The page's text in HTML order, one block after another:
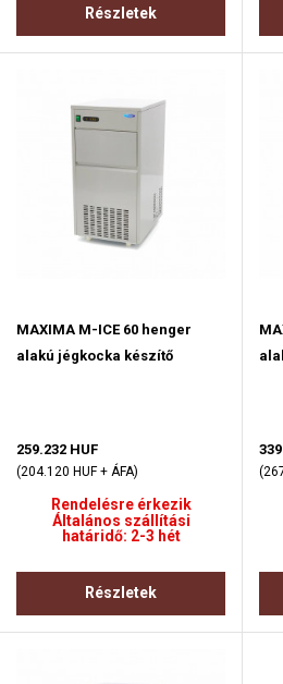
Részletek
MAXIMA M-ICE 60 henger
alakú jégkocka készítő
259.232 HUF
(204.120 HUF + ÁFA)
Rendelésre érkezik
Általános szállítási
határidő: 2-3 hét
Részletek